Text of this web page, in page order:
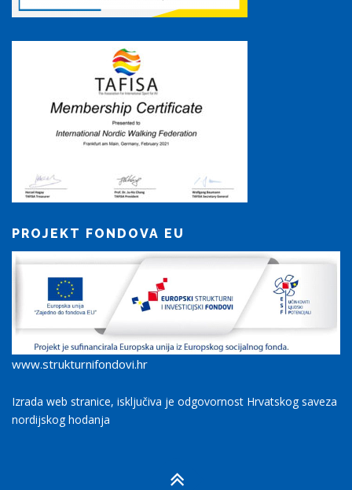
PROJEKT FONDOVA EU
www.strukturnifondovi.hr
Izrada web stranice, isključiva je odgovornost Hrvatskog saveza
nordijskog hodanja